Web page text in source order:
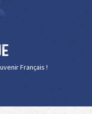
Français !